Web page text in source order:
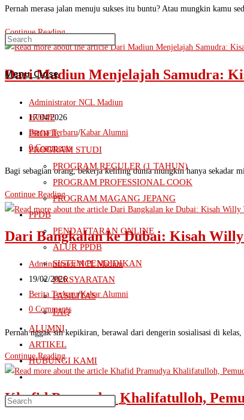
website
search
Escape
to
close
the
panel.
Menu Close
HOME
PROFIL
PROGRAM STUDI
PROGRAM REGULER (1 TAHUN)
PROGRAM PROFESSIONAL COOK
PROGRAM MAGANG JEPANG
PPDB
PENDAFTARAN ONLINE
ALUR PPDB
SISTEM PENDIDIKAN
PERSYARATAN
FASILITAS
FAQ
ALUMNI
ARTIKEL
HUBUNGI KAMI
Toggle
website
search
Search
Purbaningrum
Kancah
Internasional
Pernah merasa jalan menuju sukses itu buntu? Atau mungkin kamu
Continue ReadingDari
SMK
ke
Pesiar:
Kisah
Inspiratif
Rudy
Handoko
yang
Pantang
Menyerah.!
Dari Madiun Menjelajah Samudra:
Post
author:
Administrator NCL Madiun
Post
published:
17/04/2026
Post
category:
Berita Terbaru/Kabar Alumni
Post
comments:
0 Comments
Bagi sebagian orang, bekerja keliling dunia mungkin hanya
Continue ReadingDari
Madiun
Samudra:
Kisah
Inspiratif
Alfi
di
Industri
Hospitality
Internasional
Dari Bangkalan ke Dubai: Kisah
Post
author:
Administrator NCL Madiun
Post
published:
19/02/2026
Post
category:
Berita Terbaru/Kabar Alumni
Post
comments:
0 Comments
Pernah nggak sih kepikiran, berawal dari dengerin sosialisasi di
Continue ReadingDari
Bangkalan
Khafid Pramudya Khalifatulloh,